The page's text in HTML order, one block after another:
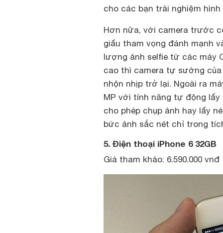
cho các bạn trải nghiệm
Hơn nữa, với camera trước
giấu tham vọng đánh mạnh
lượng ảnh selfie từ các máy
cao thì camera tự sướng
nhộn nhịp trở lại. Ngoài ra
MP với tính năng tự động lấy
cho phép chụp ảnh hay lấy
bức ảnh sắc nét chỉ trong
5. Điện thoại iPhone 6 32GB
Giá tham khảo: 6.590.000 vnđ